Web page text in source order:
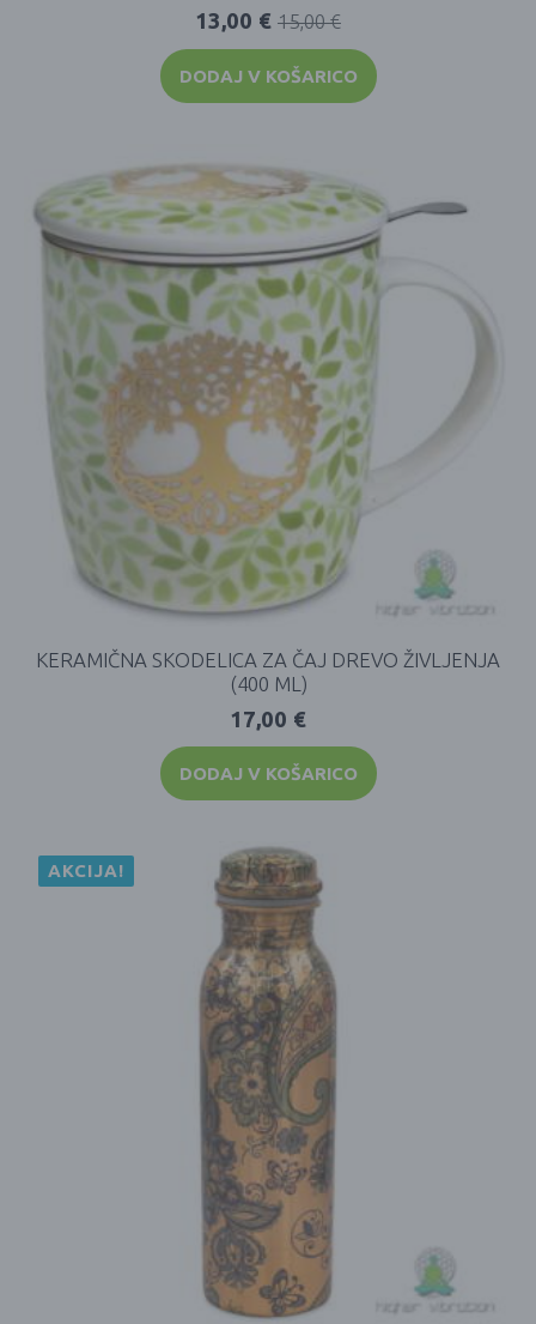
15,00€
13,00 €
DODAJ V KOŠARICO
KERAMIČNA SKODELICA ZA ČAJ DREVO ŽIVLJENJA
(400 ML)
17,00 €
DODAJ V KOŠARICO
AKCIJA!